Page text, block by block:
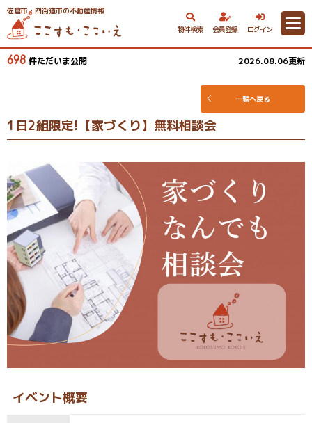
佐倉市・四街道市の不動産情報
物件検索
会員登録 ログイン
698 件ただいま公開 2026.08.06更新
一覧へ戻る
1日2組限定!【家づくり】無料相談会
イベント概要